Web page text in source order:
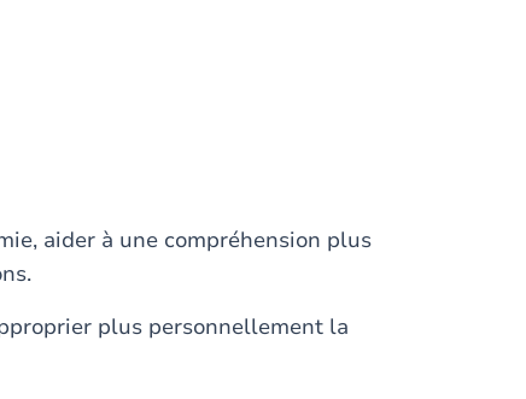
aider à une compréhension plus
plus personnellement la